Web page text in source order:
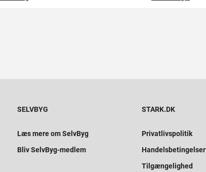
SELVBYG
Læs mere om SelvByg
Bliv SelvByg-medlem
STARK.DK
Privatlivspolitik
Handelsbetingelser
Tilgængelighed